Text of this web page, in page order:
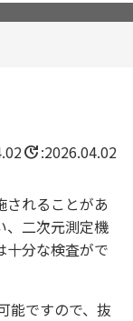
update:2026.04.02
れることがあ
、二次元測定機
十分な検査がで
能ですので、抜